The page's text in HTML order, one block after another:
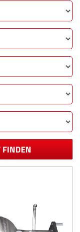
FINDEN